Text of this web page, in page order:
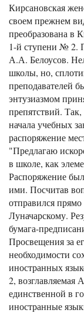
Кирсановская
своем прежнем
преобразована в
1-й ступени № 2.
А.А. Белоусов.
школы, но,
преподавателей
энтузиазмом
препятствий.
начала учебных
распоряжение
"Предлагаю
в школе, как
Распоряжение
ими. Посчитав
отправился
Луначарскому.
бумага-
Просвещения за
необходимости
иностранных
2, возглавляемая
единственной в
иностранные